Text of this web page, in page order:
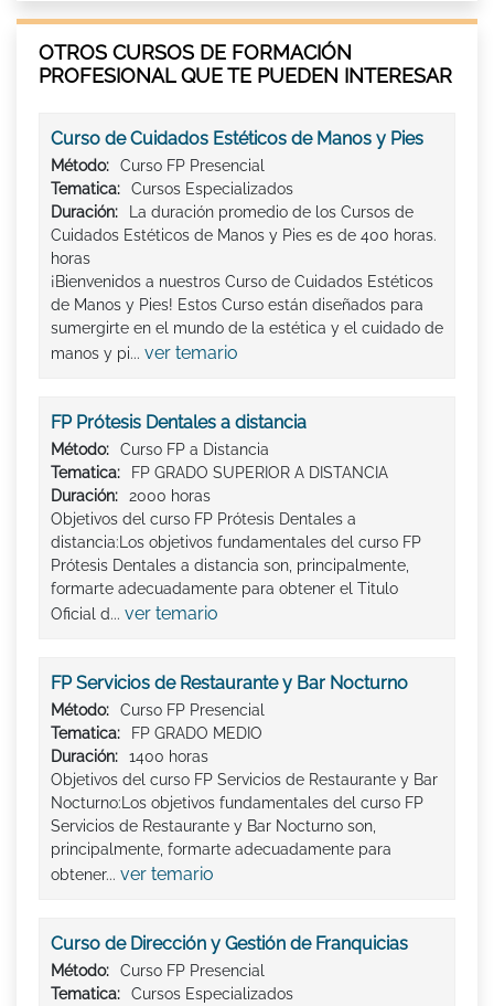
OTROS CURSOS DE FORMACIÓN
PROFESIONAL QUE TE PUEDEN INTERESAR
Curso de Cuidados Estéticos de Manos y Pies
Método:
Curso FP Presencial
Tematica:
Cursos Especializados
Duración:
La duración promedio de los Cursos de
Cuidados Estéticos de Manos y Pies es de 400 horas.
horas
¡Bienvenidos a nuestros Curso de Cuidados Estéticos
de Manos y Pies! Estos Curso están diseñados para
sumergirte en el mundo de la estética y el cuidado de
manos y pi... ver temario
FP Prótesis Dentales a distancia
Método:
Curso FP a Distancia
Tematica:
FP GRADO SUPERIOR A DISTANCIA
Duración:
2000 horas
Objetivos del curso FP Prótesis Dentales a
distancia:Los objetivos fundamentales del curso FP
Prótesis Dentales a distancia son, principalmente,
formarte adecuadamente para obtener el Titulo
Oficial d... ver temario
FP Servicios de Restaurante y Bar Nocturno
Método:
Curso FP Presencial
Tematica:
FP GRADO MEDIO
Duración:
1400 horas
Objetivos del curso FP Servicios de Restaurante y Bar
Nocturno:Los objetivos fundamentales del curso FP
Servicios de Restaurante y Bar Nocturno son,
principalmente, formarte adecuadamente para
obtener... ver temario
Curso de Dirección y Gestión de Franquicias
Método:
Curso FP Presencial
Tematica:
Cursos Especializados